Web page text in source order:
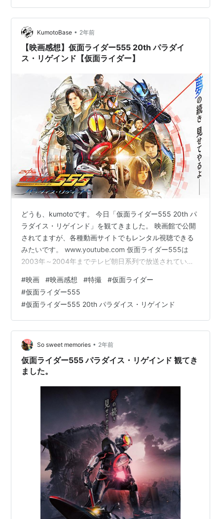
る戦闘シーンで…
KumotoBase • 2年前
【映画感想】仮面ライダー555 20th パラダイ
ス・リゲインド【仮面ライダー】
どうも、kumotoです。 今日「仮面ライダー555 20th パ
ラダイス・リゲインド」を観てきました。 映画館で公開
されてますが、各種動画サイトでもレンタル視聴できる
みたいです。 www.youtube.com 仮面ライダー555は
2003年～2004年までテレビ朝日系列で放送されていた
しみに行ってきました。 全然知らなくて、映画やってる
って先週教えてもらったからだけど と、いうわけで今日
は映画感想です。 もちろんネタバレ有りで書きますの
で、ネタバレ嫌な方は気をつけて下さい。 感想は続きに
書きますので、ネタバレOKな是非読んでください。
#映画 #映画感想 #特撮 #仮面ライダー
#仮面ライダー555
#仮面ライダー555 20th パラダイス・リゲインド
So sweet memories • 2年前
仮面ライダー555 パラダイス・リゲインド 観てき
ました。